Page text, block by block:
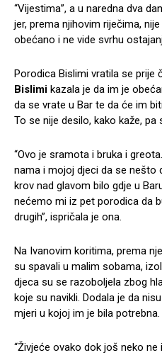
“Vijestima”, a u naredna dva
jer, prema njihovim riječima,
obećano i ne vide svrhu
Porodica Bislimi vratila se prije
Bislimi kazala je da im je
da se vrate u Bar te da će im
To se nije desilo, kako kaže,
“Ovo je sramota i bruka i
nama i mojoj djeci da se nešto
krov nad glavom bilo gdje u
nećemo mi iz pet porodica da
drugih”, ispričala je ona.
Na Ivanovim koritima, prema
su spavali u malim sobama,
djeca su se razoboljela zbog
koje su navikli. Dodala je da
mjeri u kojoj im je bila potrebna.
“Živjeće ovako dok još neko ne